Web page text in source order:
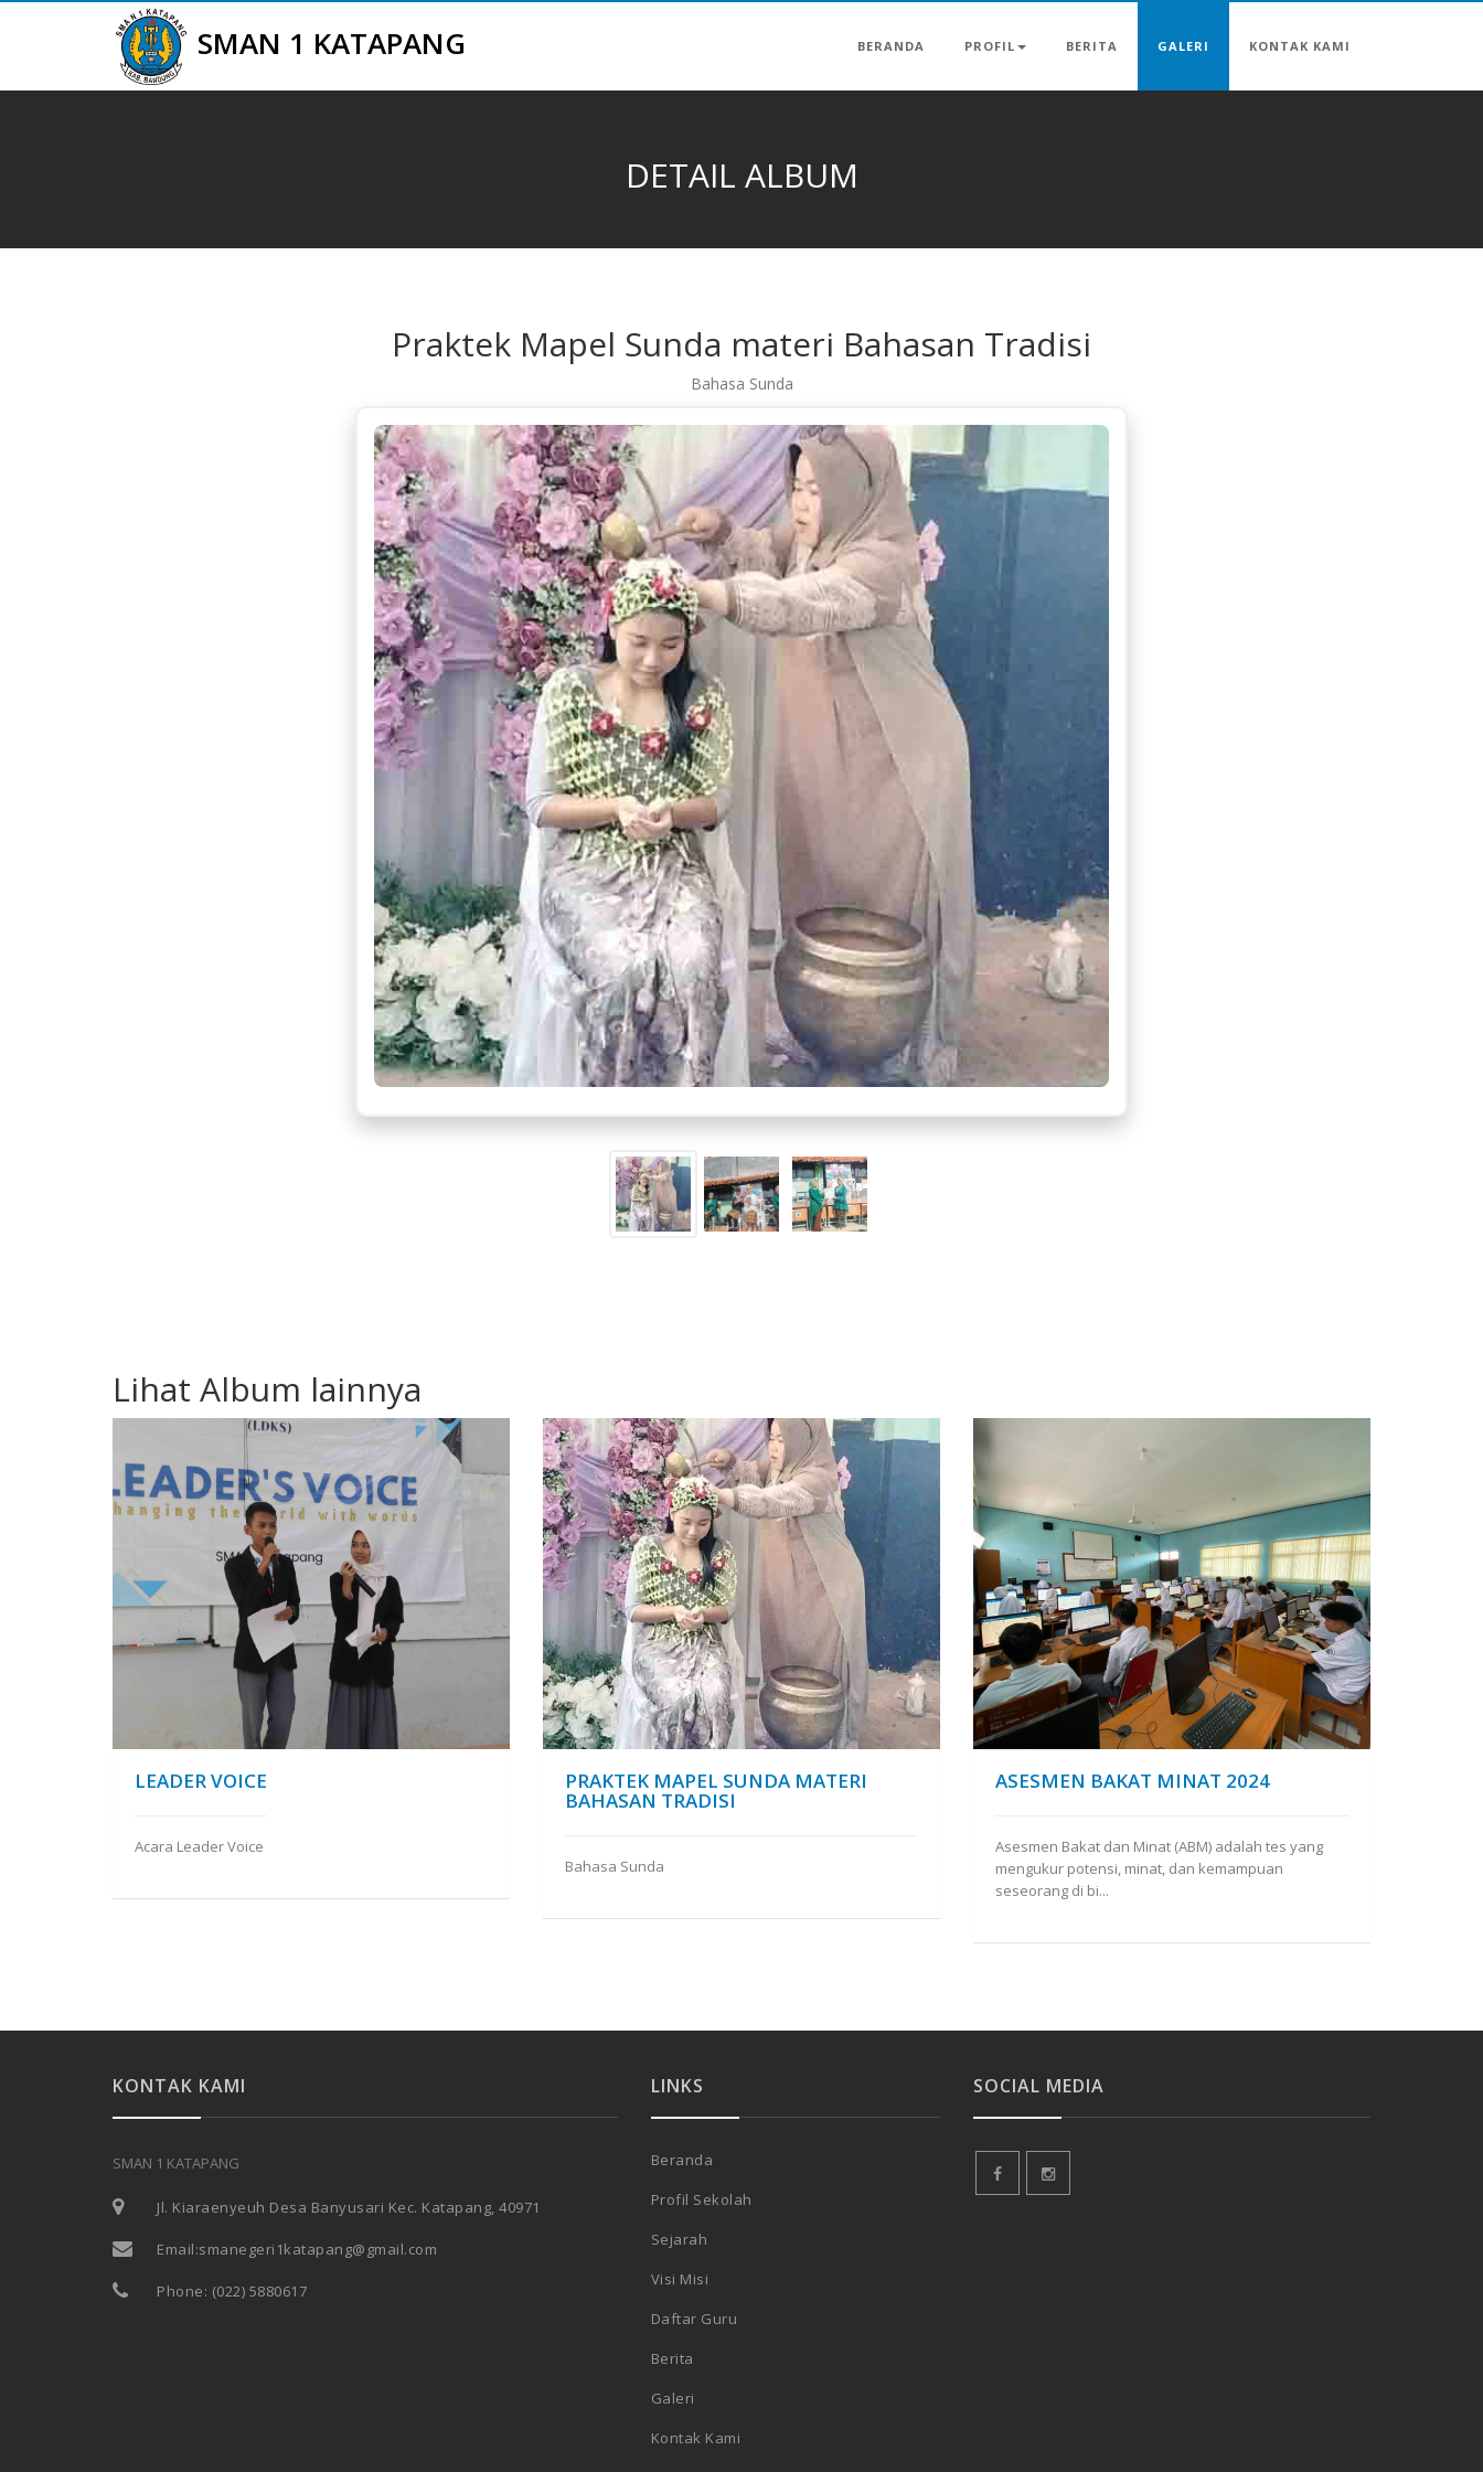
SMAN 1 KATAPANG BERANDA PROFIL BERITA GALERI KONTAK KAMI
DETAIL ALBUM
Praktek Mapel Sunda materi Bahasan Tradisi
Bahasa Sunda
Lihat Album lainnya
LEADER VOICE
Acara Leader Voice
PRAKTEK MAPEL SUNDA MATERI
BAHASAN TRADISI
Bahasa Sunda
ASESMEN BAKAT MINAT 2024
Asesmen Bakat dan Minat (ABM) adalah tes yang
mengukur potensi, minat, dan kemampuan
seseorang di bi...
KONTAK KAMI
SMAN 1 KATAPANG
Jl. Kiaraenyeuh Desa Banyusari Kec. Katapang, 40971
Email:smanegeri1katapang@gmail.com
Phone: (022) 5880617
LINKS
Beranda
Profil Sekolah
Sejarah
Visi Misi
Daftar Guru
Berita
Galeri
Kontak Kami
SOCIAL MEDIA